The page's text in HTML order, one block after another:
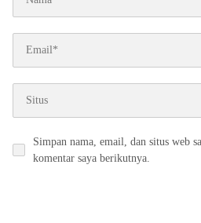
Simpan nama, email, dan situs web
komentar saya berikutnya.